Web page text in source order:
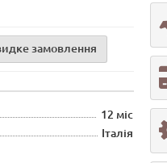
замовлення
12 міс
Італія